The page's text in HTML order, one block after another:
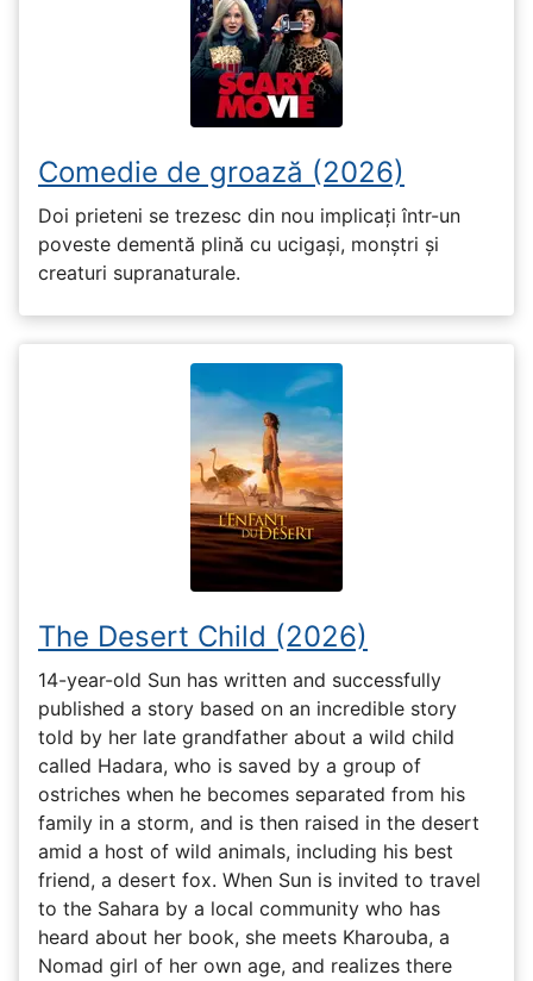
Comedie de groază (2026)
Doi prieteni se trezesc din nou implicați într-un
poveste dementă plină cu ucigași, monștri și
creaturi supranaturale.
The Desert Child (2026)
14-year-old Sun has written and successfully
published a story based on an incredible story
told by her late grandfather about a wild child
called Hadara, who is saved by a group of
ostriches when he becomes separated from his
family in a storm, and is then raised in the desert
amid a host of wild animals, including his best
friend, a desert fox. When Sun is invited to travel
to the Sahara by a local community who has
heard about her book, she meets Kharouba, a
Nomad girl of her own age, and realizes there